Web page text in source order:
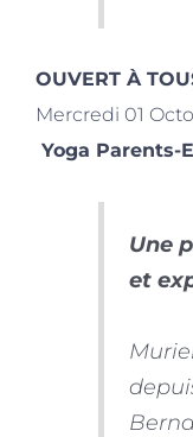
OUVERT À
Mercredi 01
Yoga Parents-
Une
et